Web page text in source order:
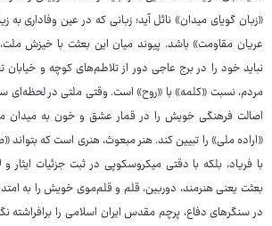
«زبان گویای میدان» نائل آید؛ زبانی که در عین وفاداری
عریان مقاومت» باشد. پیوند میان این بعثت با خیزش
نباید خود را در برج عاجی دور از تلاطم‌های کوچه و
مردم، نسبت «کلمه» با «روح» است. وقتی ملتی در لحظه‌ای
اصالت فرهنگی خویش را در قمار عشق و خون به میدان
«اراده ملی» را تبیین کند. هنر مبعوث، هنری است که بتواند
با فریاد، بلکه با دقتی میکروسکوپی در ثبت جزئیات ایثار
بعثت یعنی هنرمند، دوربین، قلم و قلم‌موی خویش را به
در سنگرهای دفاع، پرچم مقدس ایران اسلامی را